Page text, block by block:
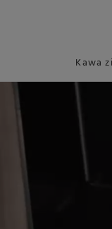
Kawa